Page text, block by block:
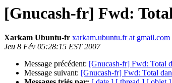
[Gnucash-fr] Fwd:
Xarkam Ubuntu-fr xarkam.ubuntu.fr at gmail.com
Jeu 8 Fév 05:28:15 EST 2007
Message précédent: [Gnucash-fr] Fwd: Total
Message suivant: [Gnucash-fr] Fwd: Total